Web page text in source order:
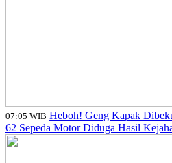
07:05 WIB Heboh! Geng Kapak
62 Sepeda Motor Diduga Hasil